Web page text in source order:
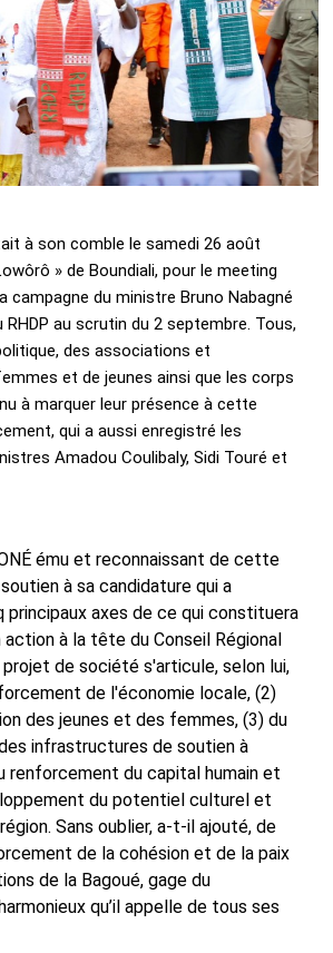
à son comble le samedi 26 août
» de Boundiali, pour le meeting
campagne du ministre Bruno Nabagné
RHDP au scrutin du 2 septembre. Tous,
des associations et
et de jeunes ainsi que les corps
à marquer leur présence à cette
qui a aussi enregistré les
Amadou Coulibaly, Sidi Touré et
ému et reconnaissant de cette
à sa candidature qui a
principaux axes de ce qui constituera
à la tête du Conseil Régional
projet de société s'articule, selon lui,
de l'économie locale, (2)
des jeunes et des femmes, (3) du
infrastructures de soutien à
renforcement du capital humain et
du potentiel culturel et
Sans oublier, a-t-il ajouté, de
de la cohésion et de la paix
de la Bagoué, gage du
qu’il appelle de tous ses